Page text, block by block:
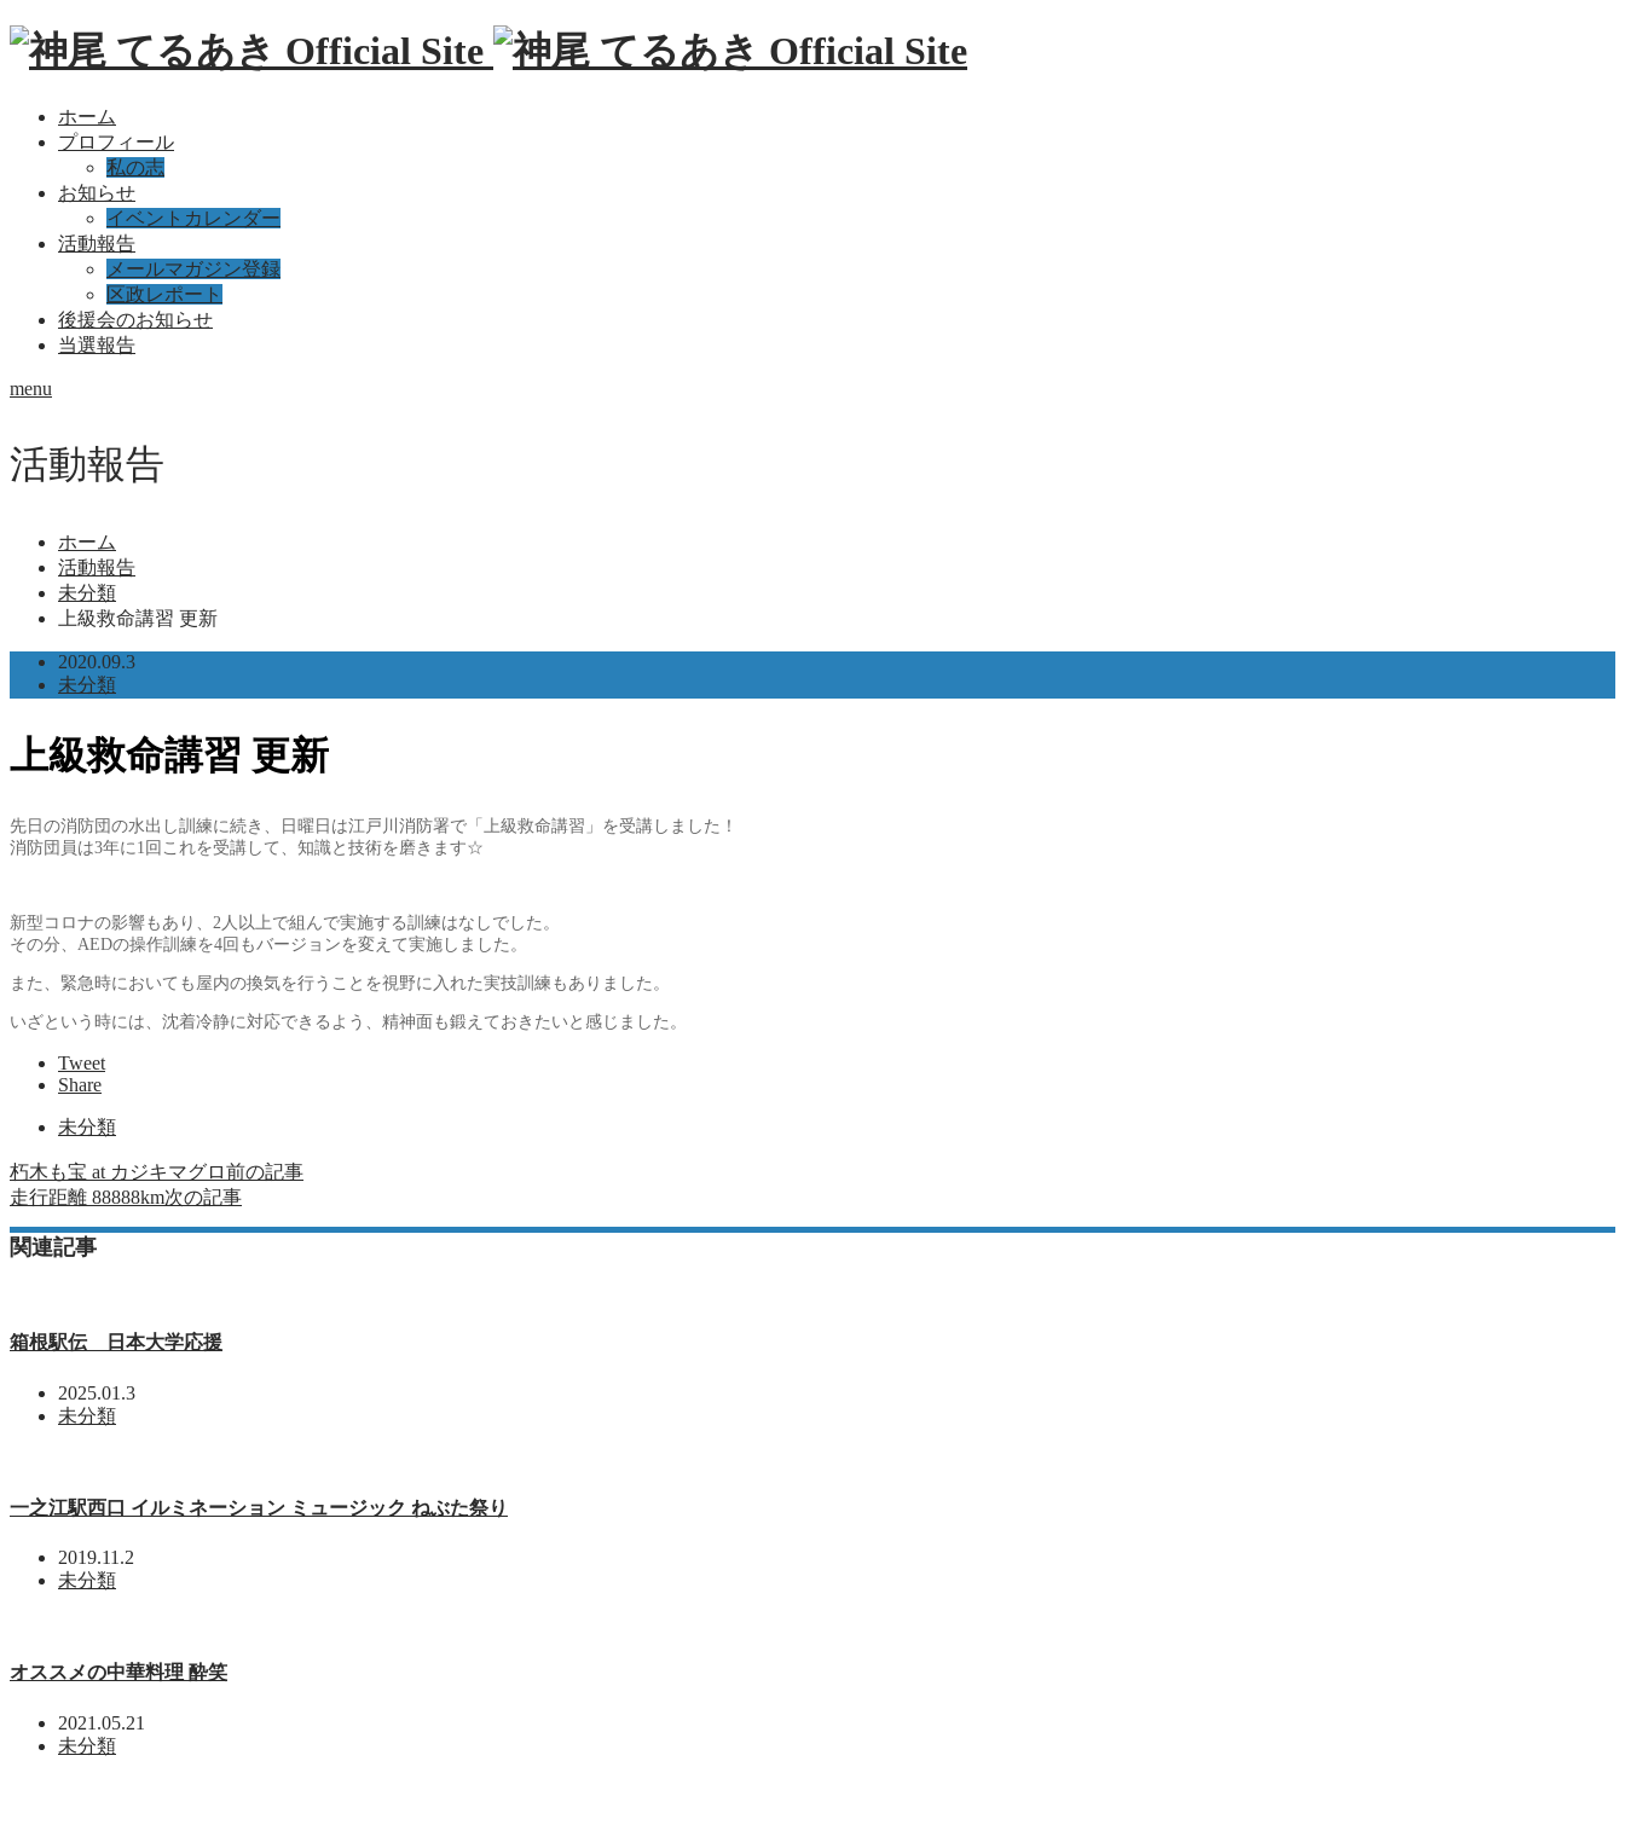
ホーム
プロフィール
私の志
お知らせ
イベントカレンダー
活動報告
メールマガジン登録
区政レポート
後援会のお知らせ
当選報告
menu
活動報告
ホーム
活動報告
未分類
上級救命講習 更新
2020.09.3
未分類
上級救命講習 更新
先日の消防団の水出し訓練に続き、日曜日は江戸川消防署で「上級救命講習」を受講しました！
消防団員は3年に1回これを受講して、知識と技術を磨きます☆
新型コロナの影響もあり、2人以上で組んで実施する訓練はなしでした。
その分、AEDの操作訓練を4回もバージョンを変えて実施しました。
また、緊急時においても屋内の換気を行うことを視野に入れた実技訓練もありました。
いざという時には、沈着冷静に対応できるよう、精神面も鍛えておきたいと感じました。
Tweet
Share
未分類
朽木も宝 at カジキマグロ前の記事
走行距離 88888km次の記事
関連記事
箱根駅伝 日本大学応援
2025.01.3
未分類
一之江駅西口 イルミネーション ミュージック ねぶた祭り
2019.11.2
未分類
オススメの中華料理 酔笑
2021.05.21
未分類